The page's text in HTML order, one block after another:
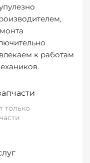
к работам
только